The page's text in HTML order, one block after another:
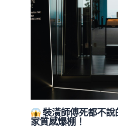
裝潢師傅死都不
家質感爆棚！